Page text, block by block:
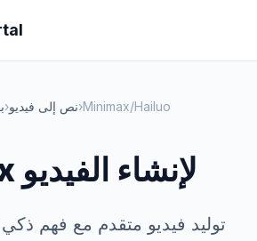
›نص إلى فيديو›Minimax/Hailuo
Minimax لإنشاء الفيديو
توليد فيديو متقدم مع فهم